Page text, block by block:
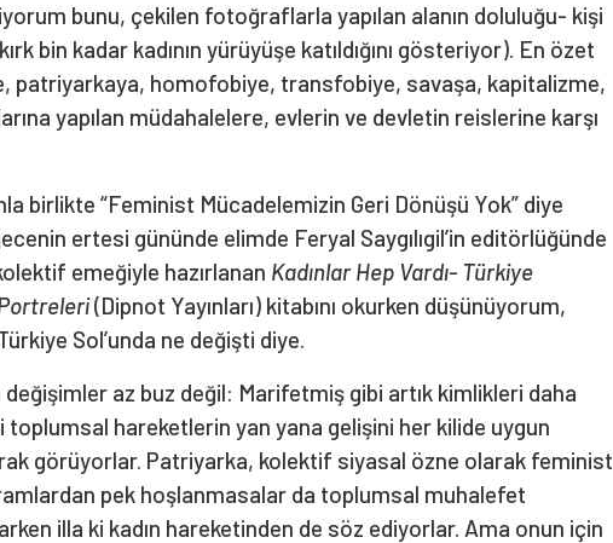
bunu, çekilen fotoğraflarla yapılan alanın doluluğu- kişi
bin kadar kadının yürüyüşe katıldığını gösteriyor). En özet
patriyarkaya, homofobiye, transfobiye, savaşa, kapitalizme,
yapılan müdahalelere, evlerin ve devletin reislerine karşı
birlikte “Feminist Mücadelemizin Geri Dönüşü Yok” diye
ertesi gününde elimde Feryal Saygılıgil’in editörlüğünde
emeğiyle hazırlanan Kadınlar Hep Vardı- Türkiye
(Dipnot Yayınları) kitabını okurken düşünüyorum,
Sol’unda ne değişti diye.
değişimler az buz değil: Marifetmiş gibi artık kimlikleri daha
toplumsal hareketlerin yan yana gelişini her kilide uygun
görüyorlar. Patriyarka, kolektif siyasal özne olarak feminist
pek hoşlanmasalar da toplumsal muhalefet
illa ki kadın hareketinden de söz ediyorlar. Ama onun için